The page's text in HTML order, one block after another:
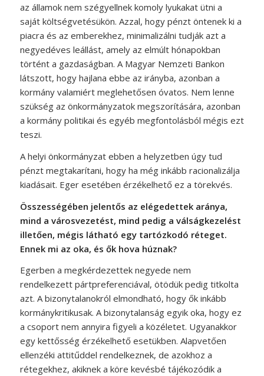
az államok nem szégyellnek komoly lyukakat ütni a
saját költségvetésükön. Azzal, hogy pénzt öntenek ki a
piacra és az emberekhez, minimalizálni tudják azt a
negyedéves leállást, amely az elmúlt hónapokban
történt a gazdaságban. A Magyar Nemzeti Bankon
látszott, hogy hajlana ebbe az irányba, azonban a
kormány valamiért meglehetősen óvatos. Nem lenne
szükség az önkormányzatok megszorítására, azonban
a kormány politikai és egyéb megfontolásból mégis ezt
teszi.
A helyi önkormányzat ebben a helyzetben úgy tud
pénzt megtakarítani, hogy ha még inkább racionalizálja
kiadásait. Eger esetében érzékelhető ez a törekvés.
Összességében jelentős az elégedettek aránya,
mind a városvezetést, mind pedig a válságkezelést
illetően, mégis látható egy tartózkodó réteget.
Ennek mi az oka, és ők hova húznak?
Egerben a megkérdezettek negyede nem
rendelkezett pártpreferenciával, ötödük pedig titkolta
azt. A bizonytalanokról elmondható, hogy ők inkább
kormánykritikusak. A bizonytalanság egyik oka, hogy ez
a csoport nem annyira figyeli a közéletet. Ugyanakkor
egy kettősség érzékelhető esetükben. Alapvetően
ellenzéki attitűddel rendelkeznek, de azokhoz a
rétegekhez, akiknek a köre kevésbé tájékozódik a